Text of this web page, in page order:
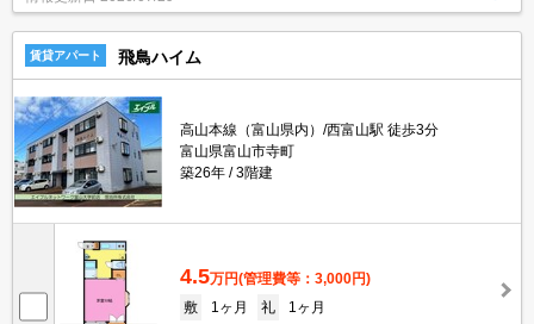
賃貸アパート 飛鳥ハイム
高山本線（富山県内）/西富山駅 徒歩3分
富山県富山市寺町
築26年
3階建
4.5万円(管理費等：3,000円)
敷
1ヶ月 礼
1ヶ月